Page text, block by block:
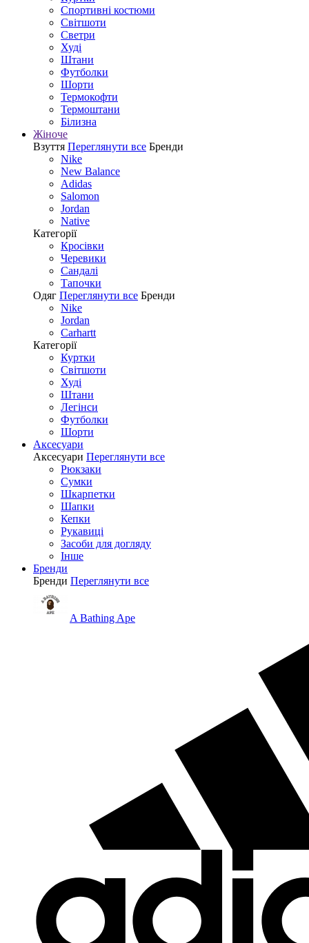
Спортивні костюми
Світшоти
Светри
Худі
Штани
Футболки
Шорти
Термокофти
Термоштани
Білизна
Жіноче
Взуття Переглянути все Бренди
Nike
New Balance
Adidas
Salomon
Jordan
Native
Категорії
Кросівки
Черевики
Сандалі
Tапочки
Одяг Переглянути все Бренди
Nike
Jordan
Carhartt
Категорії
Куртки
Світшоти
Худі
Штани
Легінси
Футболки
Шорти
Аксесуари
Аксесуари Переглянути все
Рюкзаки
Сумки
Шкарпетки
Шапки
Кепки
Рукавиці
Засоби для догляду
Інше
Бренди
Бренди Переглянути все
A Bathing Ape